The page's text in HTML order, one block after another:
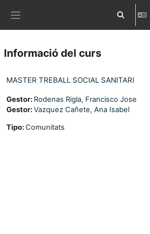
Informació del curs
MASTER TREBALL SOCIAL SANITARI
Gestor: Rodenas Rigla, Francisco Jose
Gestor:Vazquez Cañete, Ana Isabel
Tipo: Comunitats